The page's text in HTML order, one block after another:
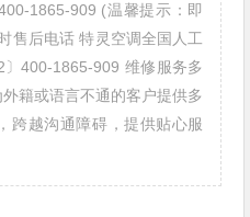
1865-909 (温馨提示：即
售后电话 特灵空调全国人工
400-1865-909 维修服务多
籍或语言不通的客户提供多
跨越沟通障碍，提供贴心服